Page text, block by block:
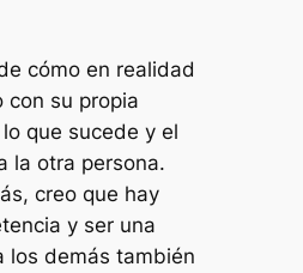
cómo en realidad
con su propia
que sucede y el
la otra persona.
creo que hay
y ser una
los demás también